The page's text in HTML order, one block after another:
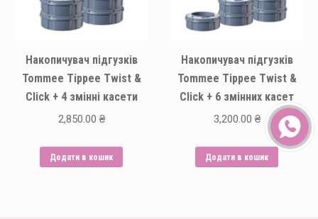
Накопичувач підгузків
Tommee Tippee Twist &
Click + 4 змінні касети
2,850.00 ₴
Додати в кошик
Накопичувач підгузків
Tommee Tippee Twist &
Click + 6 змінних касет
3,200.00 ₴
Додати в кошик